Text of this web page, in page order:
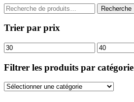
Recherche
pour :
Recherche
Trier par prix
Prix
min
Prix
max
Filtrer les produits par catégorie